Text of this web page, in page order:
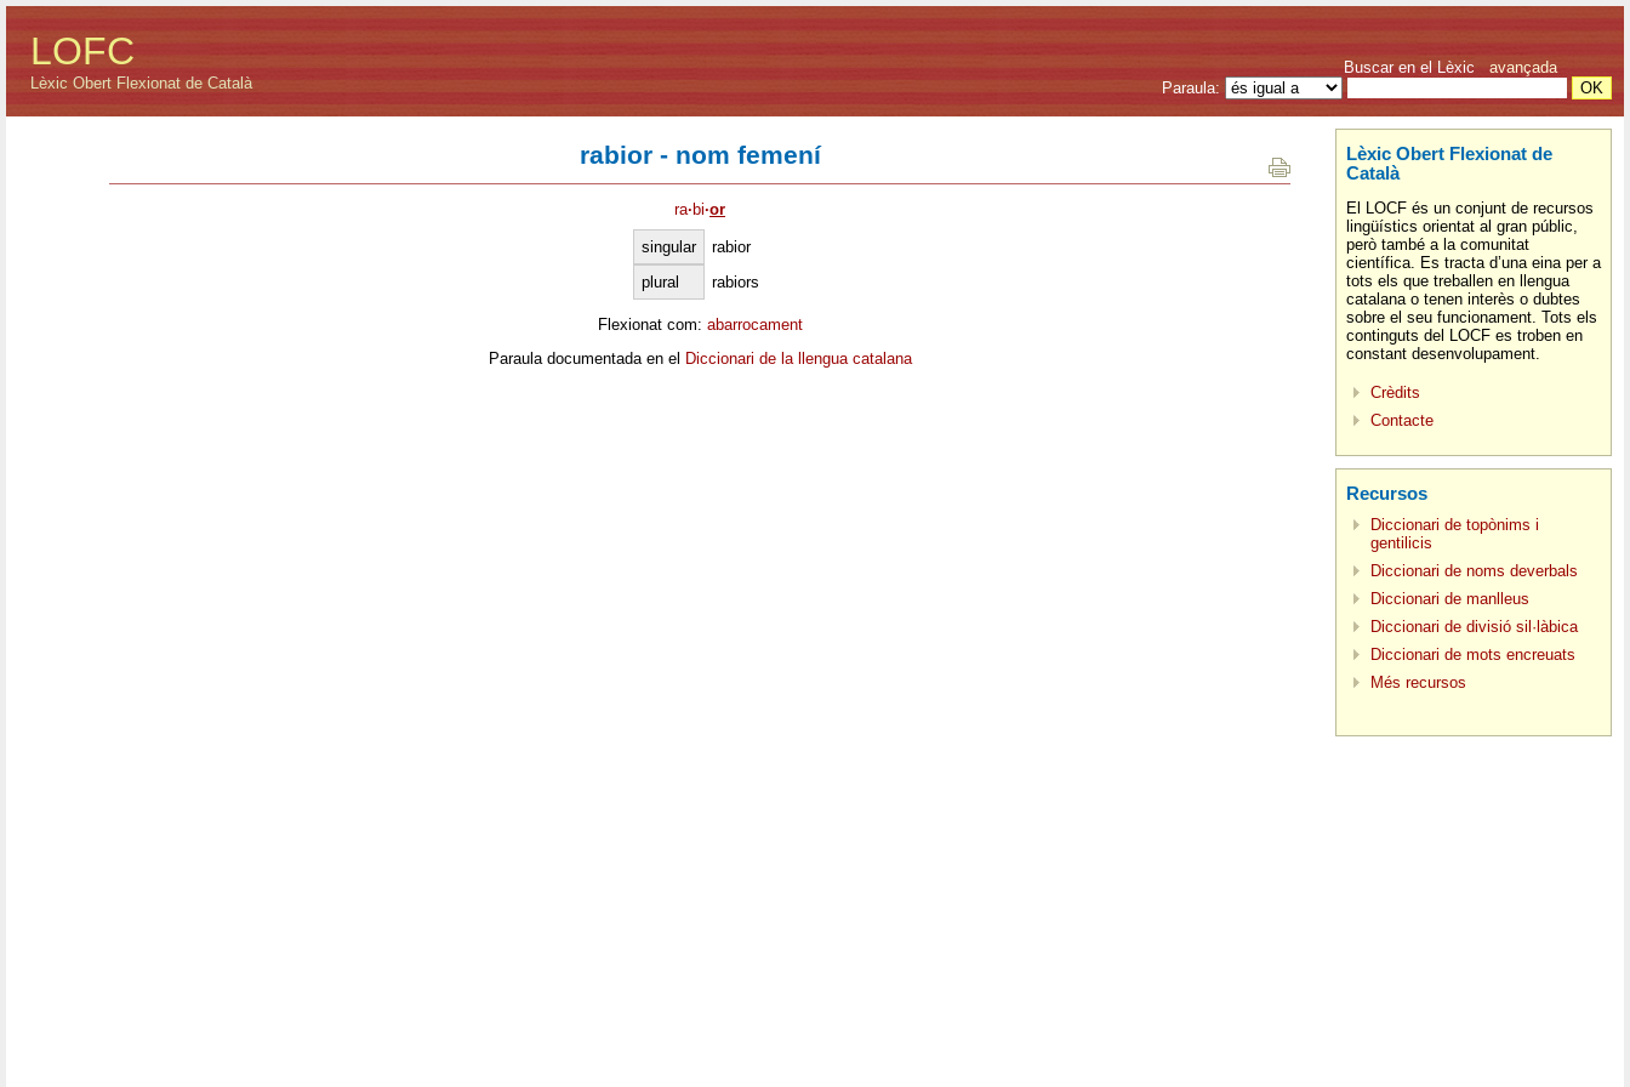
LOFC
Lèxic Obert Flexionat de Català
Buscar en el Lèxic avançada
Paraula:
rabior - nom femení
ra· bi·or
singular
rabior
plural
rabiors
Flexionat com: abarrocament
Paraula documentada en el Diccionari de la llengua catalana
Lèxic Obert Flexionat de
Català
El LOCF és un conjunt de recursos
lingüístics orientat al gran públic,
però també a la comunitat
científica. Es tracta d’una eina per a
tots els que treballen en llengua
catalana o tenen interès o dubtes
sobre el seu funcionament. Tots els
continguts del LOCF es troben en
constant desenvolupament.
Crèdits
Contacte
Recursos
Diccionari de topònims i
gentilicis
Diccionari de noms deverbals
Diccionari de manlleus
Diccionari de divisió sil·làbica
Diccionari de mots encreuats
Més recursos